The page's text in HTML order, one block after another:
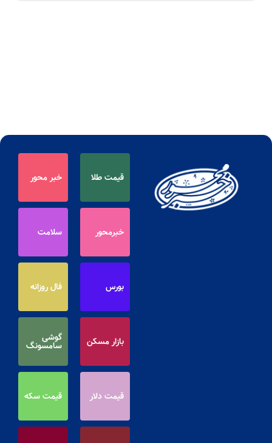
قیمت طلا خبر محور
خبرمحور سلامت
بورس فال روزانه
بازار مسکن گوشی
سامسونگ
قیمت دلار قیمت سکه